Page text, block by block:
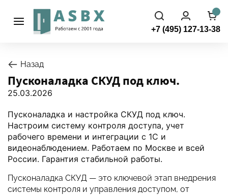
+7 (495) 127-13-38
Назад
Пусконаладка СКУД под ключ.
25.03.2026
Пусконаладка и настройка СКУД под ключ.
Настроим систему контроля доступа, учет
рабочего времени и интеграции с 1С и
видеонаблюдением. Работаем по Москве и всей
России. Гарантия стабильной работы.
Пусконаладка СКУД — это ключевой этап внедрения
системы контроля и управления доступом, от